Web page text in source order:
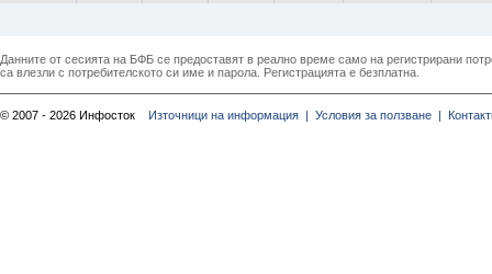
Данните от сесията на БФБ се предоставят в реално време само на регистрирани
са влезли с потребителското си име и парола. Регистрацията е безплатна.
© 2007 - 2026 Инфосток Източници на информация | Условия за ползване |